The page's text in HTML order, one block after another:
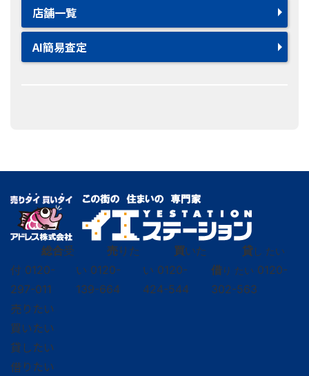
店舗一覧
AI簡易査定
総合受
付 0120-
297-011
売りた
い 0120-
139-664
買いた
い 0120-
424-544
貸し たい
借り たい 0120-
302-563
売りたい
買いたい
貸したい
借りたい